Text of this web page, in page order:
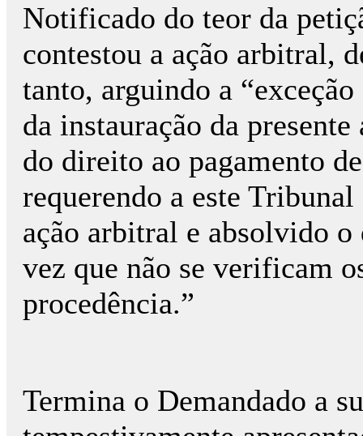
Notificado do teor da
contestou a ação arbitral,
tanto, arguindo a
da instauração da
do direito ao pagamento
requerendo a este
ação arbitral e absolvido o
vez que não se verificam
procedência.”
Termina o Demandado a